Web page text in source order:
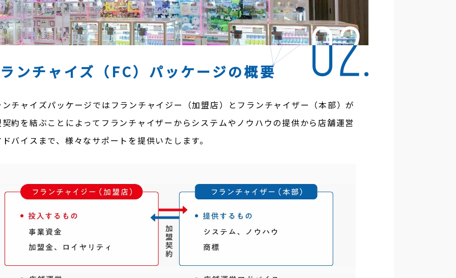
ンチャイズ（FC） パッケージの概要
チャイズパッケージではフランチャイジー（加盟店）とフランチャイザー（本部）が
約を結ぶことによってフランチャイザーからシステムやノウハウの提供から店舗運営
バイスまで、様々なサポートを提供いたします。